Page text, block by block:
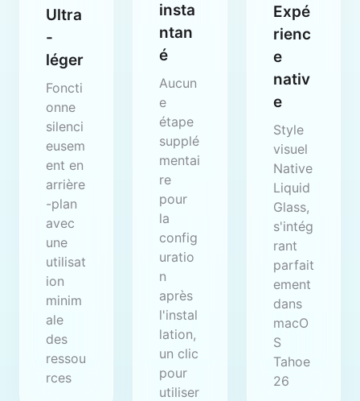
Ultra
-
léger
Foncti
onne
silenci
eusem
ent en
arrière
-plan
avec
une
utilisat
ion
minim
ale
des
ressou
rces
insta
ntan
é
Aucun
e
étape
supplé
mentai
re
pour
la
config
uratio
n
après
l'instal
lation,
un clic
pour
utiliser
Expé
rienc
e
nativ
e
Style
visuel
Native
Liquid
Glass,
s'intég
rant
parfait
ement
dans
macO
S
Tahoe
26